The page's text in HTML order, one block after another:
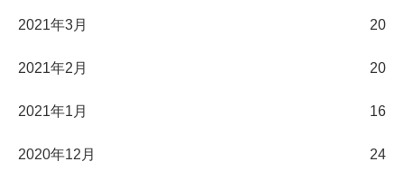
2021年3月 20
2021年2月 20
2021年1月 16
2020年12月 24